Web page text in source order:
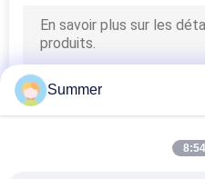
appareil
sublimation
Summer